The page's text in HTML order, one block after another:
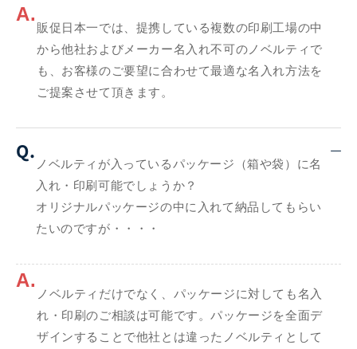
A.
販促日本一では、提携している複数の印刷工場の中
から他社およびメーカー名入れ不可のノベルティで
も、お客様のご要望に合わせて最適な名入れ方法を
ご提案させて頂きます。
Q.
ノベルティが入っているパッケージ（箱や袋）に名
入れ・印刷可能でしょうか？
オリジナルパッケージの中に入れて納品してもらい
たいのですが・・・・
A.
ノベルティだけでなく、パッケージに対しても名入
れ・印刷のご相談は可能です。パッケージを全面デ
ザインすることで他社とは違ったノベルティとして